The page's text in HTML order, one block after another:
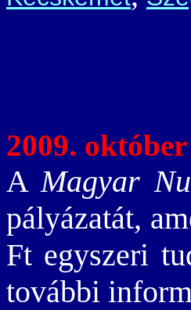
2009. október
AMagyar
pályázatát,
Ft egyszeri
további